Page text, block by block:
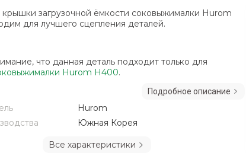
крышки загрузочной ёмкости соковыжималки Hurom
для лучшего сцепления деталей.
что данная деталь подходит только для
Hurom H400.
Подробное описание
Hurom
Южная Корея
Все характеристики